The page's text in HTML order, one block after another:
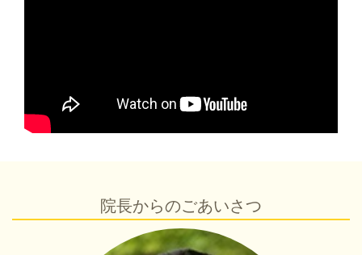
院長からのごあいさつ